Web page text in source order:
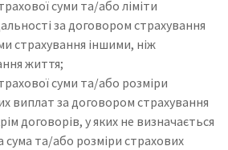
суми та/або ліміти
за договором страхування
страхування іншими, ніж
життя;
суми та/або розміри
виплат за договором страхування
договорів, у яких не визначається
сума та/або розміри страхових